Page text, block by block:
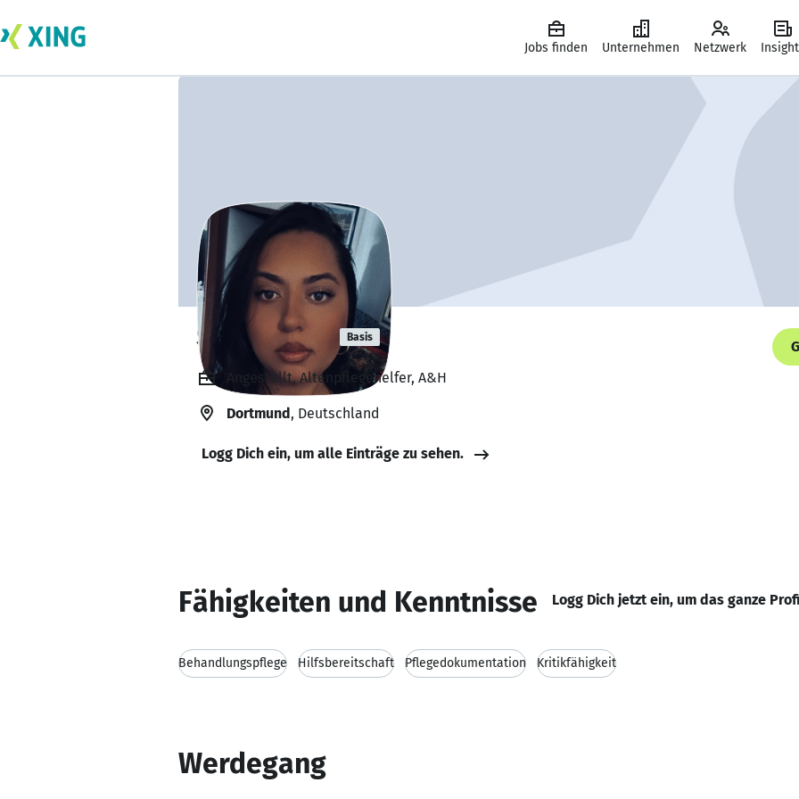
Jobs finden Unternehmen Netzwerk
Semsi Garip Basis
Angestellt, Altenpflegehelfer, A&H
Dortmund, Deutschland
Logg Dich ein, um alle Einträge zu sehen.
Fähigkeiten und Kenntnisse Logg Dich jetzt ein, um das ganze
Behandlungspflege Hilfsbereitschaft Pflegedokumentation Kritikfähigkeit
Werdegang